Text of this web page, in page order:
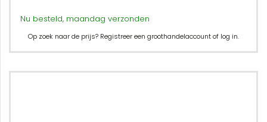
Nu besteld, maandag verzonden
Op zoek naar de prijs? Registreer een groothandelaccount of log in.